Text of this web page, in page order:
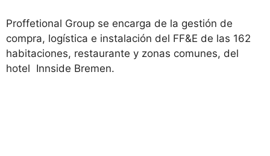
Proffetional Group se encarga de la gestión de
compra, logística e instalación del FF&E de las 162
habitaciones, restaurante y zonas comunes, del
hotel Innside Bremen.